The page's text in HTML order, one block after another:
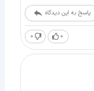
پاسخ به این دیدگاه
0
0